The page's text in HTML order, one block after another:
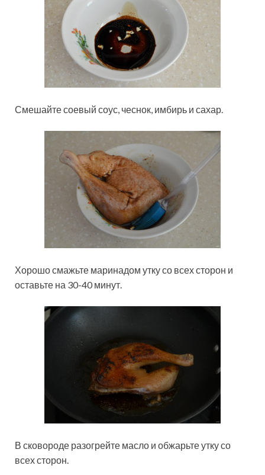
Смешайте соевый соус, чеснок, имбирь и сахар.
Хорошо смажьте маринадом утку со всех сторон и
оставьте на 30-40 минут.
В сковороде разогрейте масло и обжарьте утку со
всех сторон.